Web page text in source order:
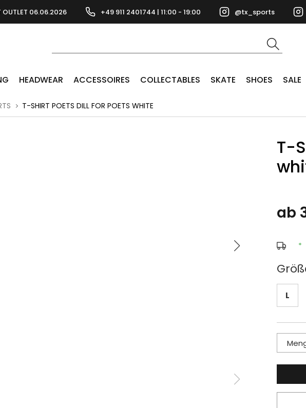
OUTLET 06.06.2026 +49 911 2401744 | 11:00 - 19:00 @tx_sports
HEADWEAR ACCESSOIRES COLLECTABLES SKATE SHOES SALE
T-SHIRT POETS DILL FOR POETS WHITE
T-
ab
*
L